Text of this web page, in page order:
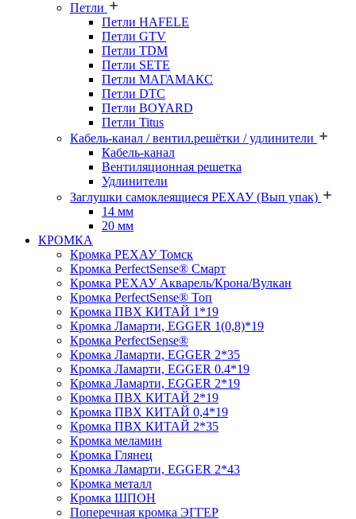
Петли
Петли HAFELE
Петли GTV
Петли TDM
Петли SETE
Петли МАГАМАКС
Петли DTC
Петли BOYARD
Петли Titus
Кабель-канал / вентил.решётки / удлинители
Кабель-канал
Вентиляционная решетка
Удлинители
Заглушки самоклеящиеся РЕХАУ (Вып упак)
14 мм
20 мм
КРОМКА
Кромка PЕХАУ Томск
Кромка PerfectSense® Смарт
Кромка PЕХАУ Акварель/Крона/Вулкан
Кромка PerfectSense® Топ
Кромка ПВХ КИТАЙ 1*19
Кромка Ламарти, EGGER 1(0,8)*19
Кромка PerfectSense®
Кромка Ламарти, EGGER 2*35
Кромка Ламарти, EGGER 0.4*19
Кромка Ламарти, EGGER 2*19
Кромка ПВХ КИТАЙ 2*19
Кромка ПВХ КИТАЙ 0,4*19
Кромка ПВХ КИТАЙ 2*35
Кромка меламин
Кромка Глянец
Кромка Ламарти, EGGER 2*43
Кромка металл
Кромка ШПОН
Поперечная кромка ЭГГЕР